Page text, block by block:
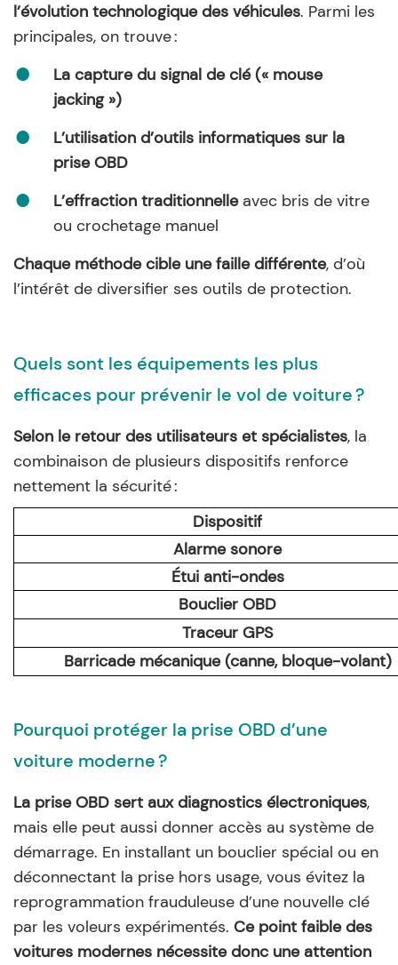
l’évolution technologique des véhicules. Parmi les
principales, on trouve :
La capture du signal de clé (« mouse
jacking »)
L’utilisation d’outils informatiques sur la
prise OBD
L’effraction traditionnelleavec bris de vitre
ou crochetage manuel
Chaque méthode cible une faille différente, d’où
l’intérêt de diversifier ses outils de protection.
Quels sont les équipements les plus
efficaces pour prévenir le vol de voiture ?
Selon le retour des utilisateurs et spécialistes, la
combinaison de plusieurs dispositifs renforce
nettement la sécurité :
Dispositif
Alarme sonore
Étui anti-ondes
Bouclier OBD
Traceur GPS
Barricade mécanique (canne, bloque-volant)
Pourquoi protéger la prise OBD d’une
voiture moderne ?
La prise OBD sert aux diagnostics électroniques,
mais elle peut aussi donner accès au système de
démarrage. En installant un bouclier spécial ou en
déconnectant la prise hors usage, vous évitez la
reprogrammation frauduleuse d’une nouvelle clé
par les voleurs expérimentés. Ce point faible des
voitures modernes nécessite donc une attention